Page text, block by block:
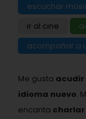
escuchar
ir al cine
acompañar a
Me gusta acudir
idioma nuevo.
encanta charlar